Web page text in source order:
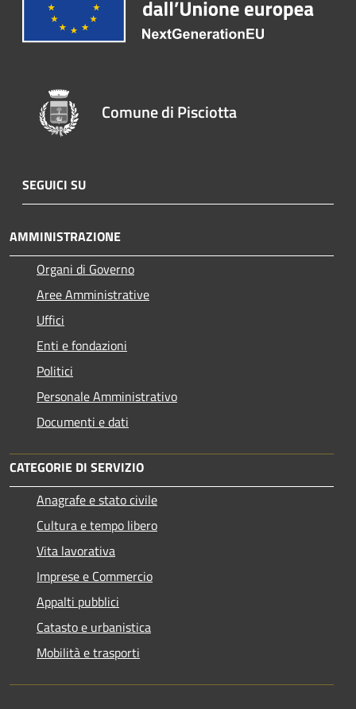
Comune di Pisciotta
SEGUICI SU
AMMINISTRAZIONE
Organi di Governo
Aree Amministrative
Uffici
Enti e fondazioni
Politici
Personale Amministrativo
Documenti e dati
CATEGORIE DI SERVIZIO
Anagrafe e stato civile
Cultura e tempo libero
Vita lavorativa
Imprese e Commercio
Appalti pubblici
Catasto e urbanistica
Mobilità e trasporti